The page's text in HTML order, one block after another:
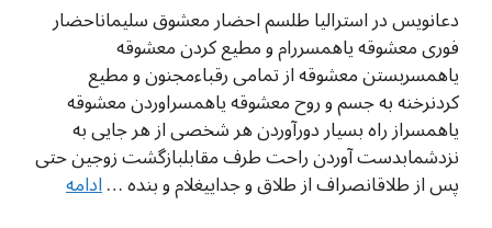
دعانویس در استرالیا طلسم احضار معشوق سلیماناحضار
فوری معشوقه یاهمسررام و مطیع کردن معشوقه
یاهمسربستن معشوقه از تمامی رقباءمجنون و مطيع
کردنرخنه به جسم و روح معشوقه یاهمسراوردن معشوقه
یاهمسراز راه بسیار دورآوردن هر شخصی از هر جایی به
نزدشمابدست آوردن راحت طرف مقابلبازگشت زوجین حتی
پس از طلاقانصراف از طلاق و جداییغلام و بنده …ادامه